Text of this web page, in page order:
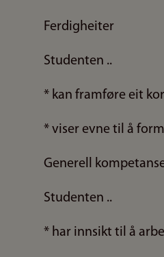
Ferdigheiter
Studenten ..
* kan framføre eit
* viser evne til å
Generell
Studenten ..
* har innsikt til å